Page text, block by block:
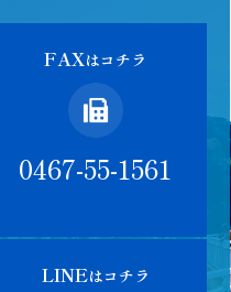
FAXはコチラ
0467-55-1561
LINEはコチラ